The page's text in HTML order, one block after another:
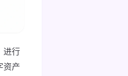
进行
资产